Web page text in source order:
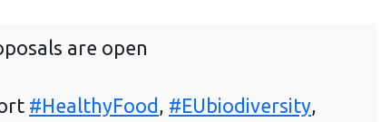
are open
#HealthyFood , #EUbiodiversity,